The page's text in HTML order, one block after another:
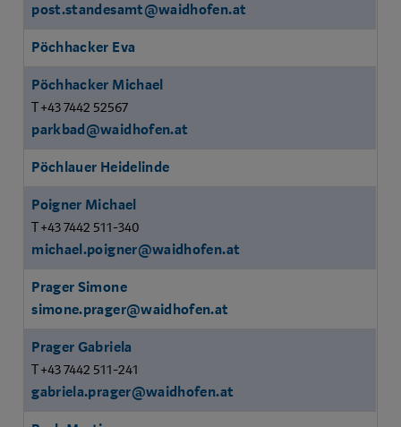
post.standesamt@waidhofen.at
Pöchhacker Eva
Pöchhacker Michael
T +43 7442 52567
parkbad@waidhofen.at
Pöchlauer Heidelinde
Poigner Michael
T +43 7442 511-340
michael.poigner@waidhofen.at
Prager Simone
simone.prager@waidhofen.at
Prager Gabriela
T +43 7442 511-241
gabriela.prager@waidhofen.at